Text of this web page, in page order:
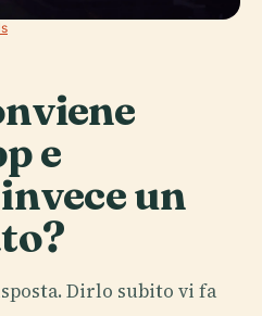
e
un
Dirlo subito vi fa